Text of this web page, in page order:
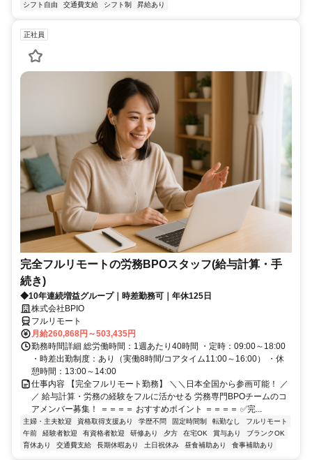
シフト自由 交通費支給 シフト制 昇給あり
正社員
完全フルリモートの労務BPOスタッフ(給与計算・手
続き)
◆10年連続増益グループ｜時差勤務可｜年休125日
株式会社BPIO
フルリモート
月給260,868円～503,435円
勤務時間詳細 総労働時間：1週あたり40時間 ・定時：09:00～18:00
・時差出勤制度：あり（実働8時間/コアタイム11:00～16:00） ・休
憩時間：13:00～14:00
仕事内容 【完全フルリモート勤務】 ＼＼日本全国から参画可能！ ／
／ 給与計算・労務の経験をフルに活かせる 労務専門BPOチームのコ
アメンバー募集！ ＝＝＝＝ おすすめポイント ＝＝＝＝ ✅完...
主婦・主夫歓迎 資格取得支援あり 学歴不問 固定時間制 転勤なし
フルリモート
午前
経験者歓迎 有資格者歓迎 研修あり 夕方 在宅OK 賞与あり
ブランクOK
育休あり
交通費支給 長期休暇あり 土日祝休み 昼食補助あり 食事補助あり